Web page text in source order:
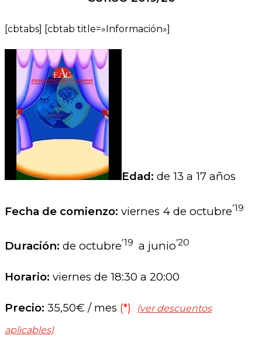
[cbtabs] [cbtab title=»Información»]
Edad: de 13 a 17 años
Fecha de comienzo: viernes 4 de octubre’19
Duración: de octubre’19 a junio’20
Horario: viernes de 18:30 a 20:00
Precio: 35,50€ / mes (*) (ver descuentos
aplicables)